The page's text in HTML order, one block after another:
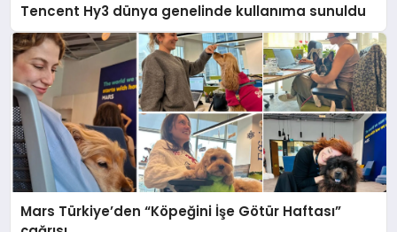
Tencent Hy3 dünya genelinde kullanıma sunuldu
Mars Türkiye’den “Köpeğini İşe Götür Haftası”